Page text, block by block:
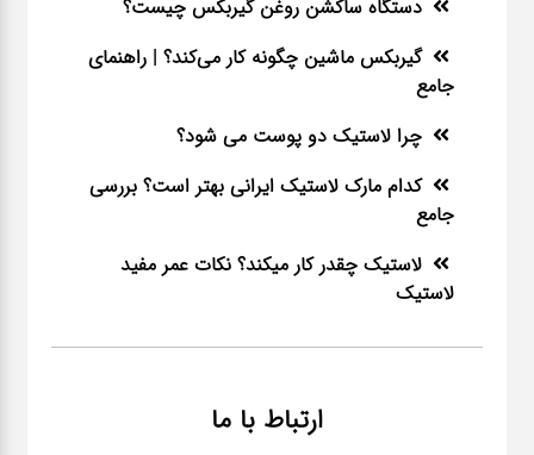
دستگاه ساکشن روغن گیربکس چیست؟
گیربکس ماشین چگونه کار می‌کند؟ | راهنمای
جامع
چرا لاستیک دو پوست می شود؟
کدام مارک لاستیک ایرانی بهتر است؟ بررسی
جامع
لاستیک چقدر کار میکند؟ نکات عمر مفید
لاستیک
ارتباط با ما